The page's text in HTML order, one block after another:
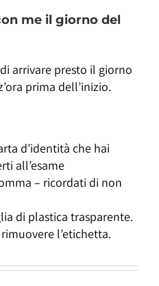
me il giorno del
arrivare presto il giorno
prima dell’inizio.
d’identità che hai
all’esame
– ricordati di non
di plastica trasparente.
l’etichetta.